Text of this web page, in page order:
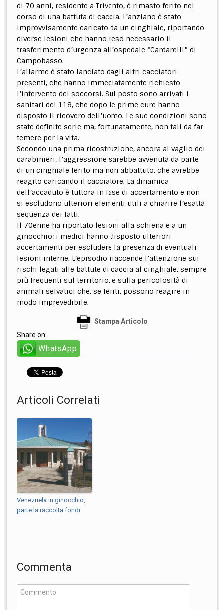
di 70 anni, residente a Trivento, è rimasto ferito nel
corso di una battuta di caccia. L’anziano è stato
improvvisamente caricato da un cinghiale, riportando
diverse lesioni che hanno reso necessario il
trasferimento d’urgenza all’ospedale “Cardarelli” di
Campobasso.
L’allarme è stato lanciato dagli altri cacciatori
presenti, che hanno immediatamente richiesto
l’intervento dei soccorsi. Sul posto sono arrivati i
sanitari del 118, che dopo le prime cure hanno
disposto il ricovero dell’uomo. Le sue condizioni sono
state definite serie ma, fortunatamente, non tali da far
temere per la vita.
Secondo una prima ricostruzione, ancora al vaglio dei
carabinieri, l’aggressione sarebbe avvenuta da parte
di un cinghiale ferito ma non abbattuto, che avrebbe
reagito caricando il cacciatore. La dinamica
dell’accaduto è tuttora in fase di accertamento e non
si escludono ulteriori elementi utili a chiarire l’esatta
sequenza dei fatti.
Il 70enne ha riportato lesioni alla schiena e a un
ginocchio; i medici hanno disposto ulteriori
accertamenti per escludere la presenza di eventuali
lesioni interne. L’episodio riaccende l’attenzione sui
rischi legati alle battute di caccia al cinghiale, sempre
più frequenti sul territorio, e sulla pericolosità di
animali selvatici che, se feriti, possono reagire in
modo imprevedibile.
Stampa Articolo
Share on:
WhatsApp
Articoli Correlati
Venezuela in ginocchio,
parte la raccolta fondi
Commenta